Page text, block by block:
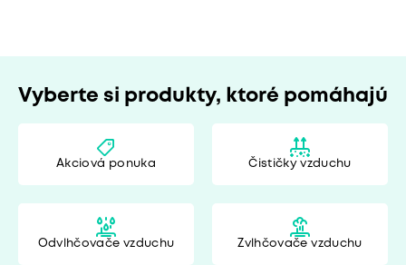
Vyberte si produkty, ktoré pomáhajú
Akciová ponuka Čističky vzduchu
Odvlhčovače vzduchu Zvlhčovače vzduchu